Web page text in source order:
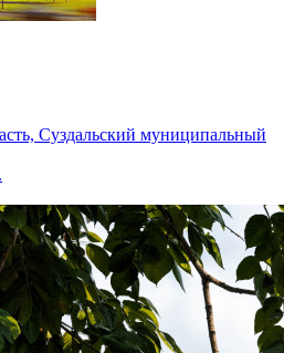
Суздальский муниципальный